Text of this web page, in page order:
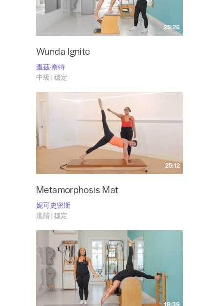
28:26
Wunda Ignite
查茲·奈特
中級 | 穩定
25:12
Metamorphosis Mat
妮可史密斯
進階 | 穩定
18:39